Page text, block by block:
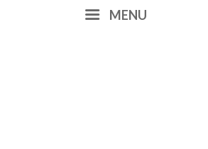
MENU